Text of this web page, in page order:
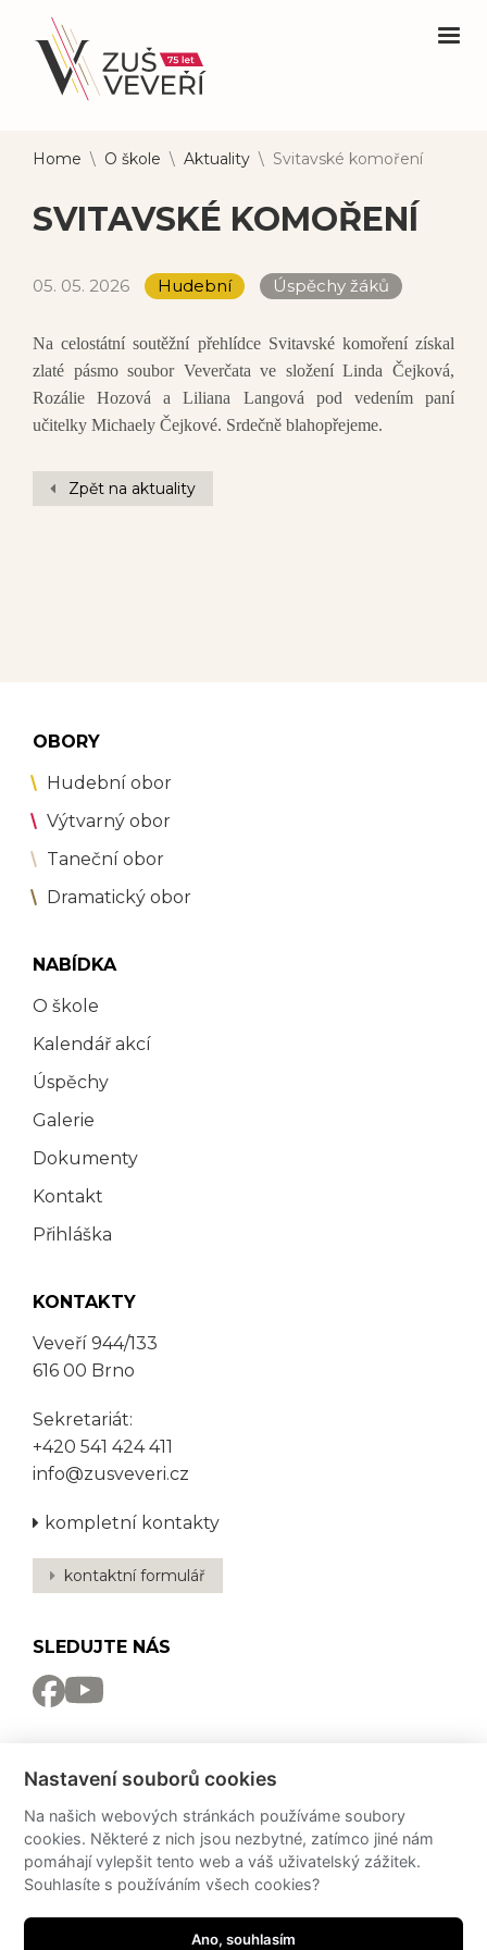
Home \ O škole \ Aktuality \ Svitavské komoření
SVITAVSKÉ KOMOŘENÍ
05. 05. 2026 Hudební Úspěchy žáků
Na celostátní soutěžní přehlídce Svitavské komoření získal
zlaté pásmo soubor Veverčata ve složení Linda Čejková,
Rozálie Hozová a Liliana Langová pod vedením paní
učitelky Michaely Čejkové. Srdečně blahopřejeme.
Zpět na aktuality
OBORY
Hudební obor
Výtvarný obor
Taneční obor
Dramatický obor
NABÍDKA
O škole
Kalendář akcí
Úspěchy
Galerie
Dokumenty
Kontakt
Přihláška
KONTAKTY
Veveří 944/133
616 00 Brno
Sekretariát:
+420 541 424 411
info@zusveveri.cz
kompletní kontakty
kontaktní formulář
SLEDUJTE NÁS
PRO MÉDIA
Nastavení souborů cookies
Na našich webových stránkách používáme soubory
cookies. Některé z nich jsou nezbytné, zatímco jiné nám
pomáhají vylepšit tento web a váš uživatelský zážitek.
Souhlasíte s používáním všech cookies?
Ano, souhlasím